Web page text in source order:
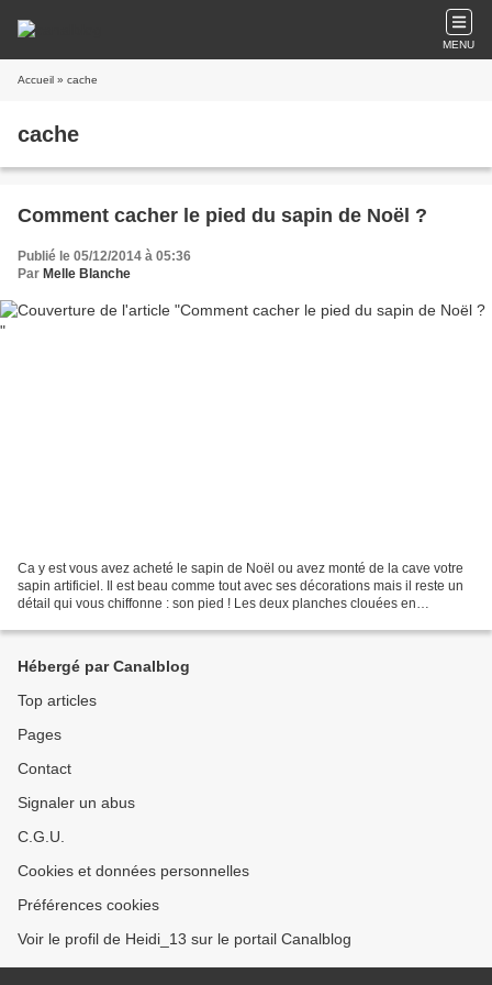
MENU
Accueil » cache
cache
Comment cacher le pied du sapin de Noël ?
Publié le 05/12/2014 à 05:36
Par Melle Blanche
Ca y est vous avez acheté le sapin de Noël ou avez monté de la cave votre
sapin artificiel. Il est beau comme tout avec ses décorations mais il reste un
détail qui vous chiffonne : son pied ! Les deux planches clouées en
Hébergé par Canalblog
Top articles
Pages
Contact
Signaler un abus
C.G.U.
Cookies et données personnelles
Préférences cookies
Voir le profil de Heidi_13 sur le portail Canalblog